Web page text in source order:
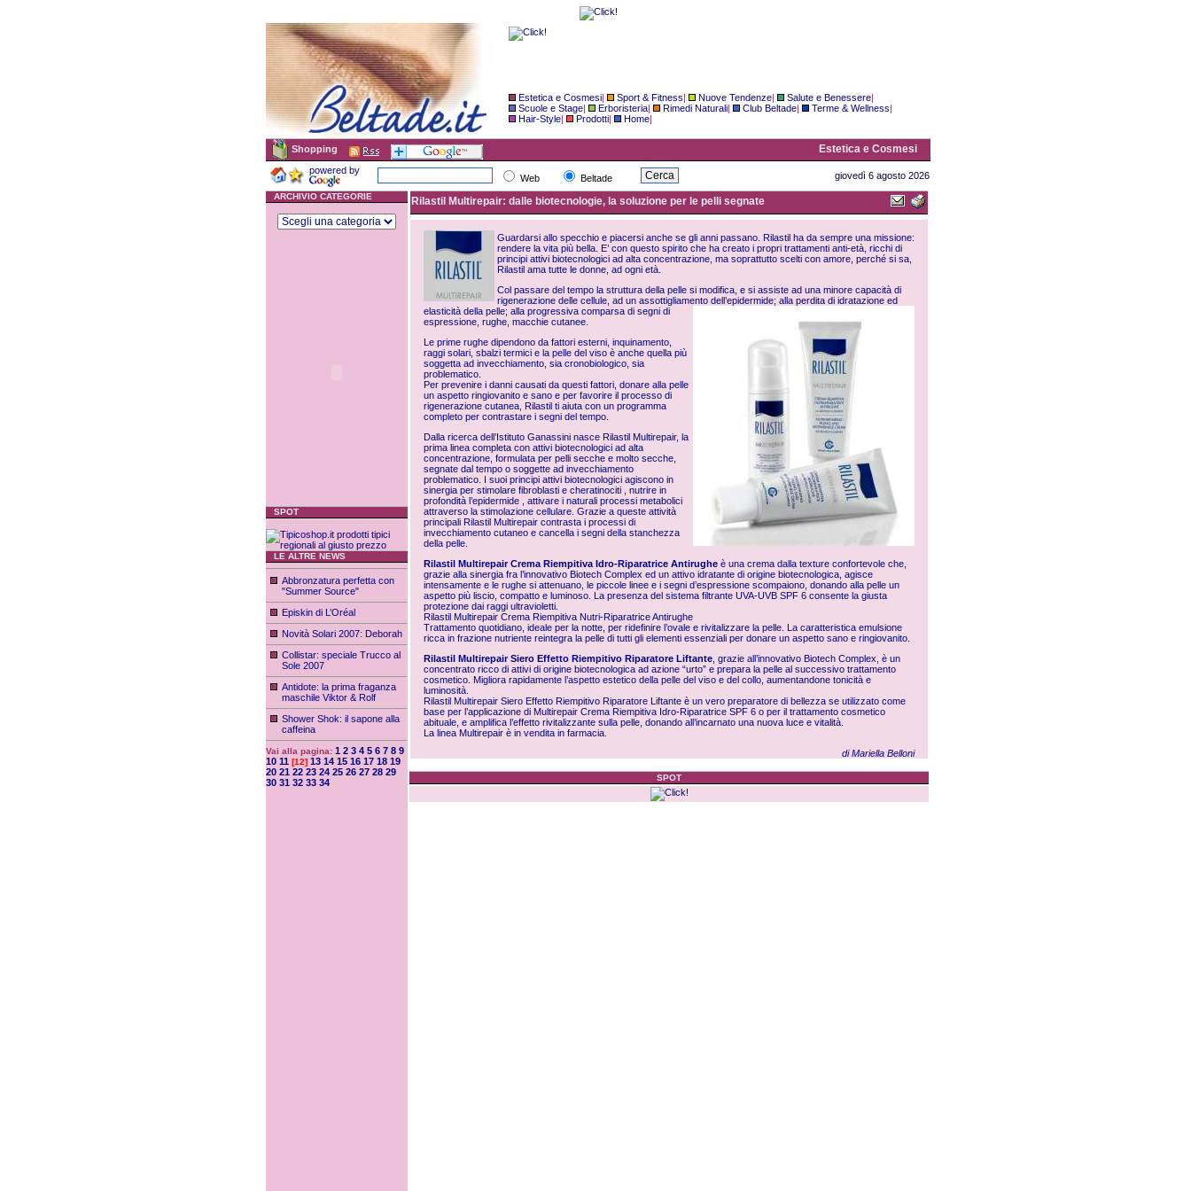
Estetica e Cosmesi| Sport & Fitness| Nuove Tendenze| Salute e Benessere|
Scuole e Stage| Erboristeria| Rimedi Naturali| Club Beltade| Terme & Wellness|
Hair-Style| Prodotti| Home|
Shopping Estetica e Cosmesi
powered by
Web Beltade giovedì 6 agosto 2026
ARCHIVIO CATEGORIE
SPOT
LE ALTRE NEWS
Abbronzatura perfetta con
"Summer Source"
Episkin di L’Oréal
Novità Solari 2007: Deborah
Collistar: speciale Trucco al
Sole 2007
Antidote: la prima fraganza
maschile Viktor & Rolf
Shower Shok: il sapone alla
caffeina
Vai alla pagina: 1 2 3 4 5 6 7 8 9
10 11 [12] 13 14 15 16 17 18 19
20 21 22 23 24 25 26 27 28 29
30 31 32 33 34
Rilastil Multirepair: dalle biotecnologie, la soluzione per le pelli segnate
Guardarsi allo specchio e piacersi anche se gli anni passano. Rilastil ha da sempre una missione:
rendere la vita più bella. E’ con questo spirito che ha creato i propri trattamenti anti-età, ricchi di
principi attivi biotecnologici ad alta concentrazione, ma soprattutto scelti con amore, perché si sa,
Rilastil ama tutte le donne, ad ogni età.
Col passare del tempo la struttura della pelle si modifica, e si assiste ad una minore capacità di
rigenerazione delle cellule, ad un assottigliamento dell’epidermide; alla perdita di idratazione ed
elasticità della pelle; alla progressiva comparsa di segni di
espressione, rughe, macchie cutanee.
Le prime rughe dipendono da fattori esterni, inquinamento,
raggi solari, sbalzi termici e la pelle del viso è anche quella più
soggetta ad invecchiamento, sia cronobiologico, sia
problematico.
Per prevenire i danni causati da questi fattori, donare alla pelle
un aspetto ringiovanito e sano e per favorire il processo di
rigenerazione cutanea, Rilastil ti aiuta con un programma
completo per contrastare i segni del tempo.
Dalla ricerca dell’Istituto Ganassini nasce Rilastil Multirepair, la
prima linea completa con attivi biotecnologici ad alta
concentrazione, formulata per pelli secche e molto secche,
segnate dal tempo o soggette ad invecchiamento
problematico. I suoi principi attivi biotecnologici agiscono in
sinergia per stimolare fibroblasti e cheratinociti , nutrire in
profondità l’epidermide , attivare i naturali processi metabolici
attraverso la stimolazione cellulare. Grazie a queste attività
principali Rilastil Multirepair contrasta i processi di
invecchiamento cutaneo e cancella i segni della stanchezza
della pelle.
Rilastil Multirepair Crema Riempitiva Idro-Riparatrice Antirughe è una crema dalla texture confortevole che,
grazie alla sinergia fra l’innovativo Biotech Complex ed un attivo idratante di origine biotecnologica, agisce
intensamente e le rughe si attenuano, le piccole linee e i segni d’espressione scompaiono, donando alla pelle un
aspetto più liscio, compatto e luminoso. La presenza del sistema filtrante UVA-UVB SPF 6 consente la giusta
protezione dai raggi ultravioletti.
Rilastil Multirepair Crema Riempitiva Nutri-Riparatrice Antirughe
Trattamento quotidiano, ideale per la notte, per ridefinire l’ovale e rivitalizzare la pelle. La caratteristica emulsione
ricca in frazione nutriente reintegra la pelle di tutti gli elementi essenziali per donare un aspetto sano e ringiovanito.
Rilastil Multirepair Siero Effetto Riempitivo Riparatore Liftante , grazie all’innovativo Biotech Complex, è un
concentrato ricco di attivi di origine biotecnologica ad azione “urto” e prepara la pelle al successivo trattamento
cosmetico. Migliora rapidamente l’aspetto estetico della pelle del viso e del collo, aumentandone tonicità e
luminosità.
Rilastil Multirepair Siero Effetto Riempitivo Riparatore Liftante è un vero preparatore di bellezza se utilizzato come
base per l’applicazione di Multirepair Crema Riempitiva Idro-Riparatrice SPF 6 o per il trattamento cosmetico
abituale, e amplifica l’effetto rivitalizzante sulla pelle, donando all’incarnato una nuova luce e vitalità.
La linea Multirepair è in vendita in farmacia.
di Mariella Belloni
SPOT